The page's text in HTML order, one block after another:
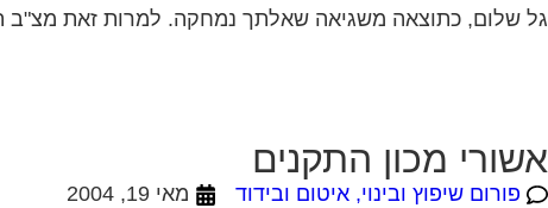
גל שלום, כתוצאה משגיאה שאלתך נמחקה. למרות זאת מצ"ב
אשורי מכון התקנים
פורום שיפוץ ובינוי, איטום ובידוד
מאי 19, 2004